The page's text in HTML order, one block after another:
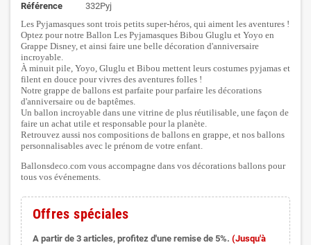
Référence
332Pyj
Les Pyjamasques sont trois petits super-héros, qui aiment les aventures !
Optez pour notre Ballon Les Pyjamasques Bibou Gluglu et Yoyo en
Grappe Disney, et ainsi faire une belle décoration d'anniversaire
incroyable.
À minuit pile, Yoyo, Gluglu et Bibou mettent leurs costumes pyjamas et
filent en douce pour vivres des aventures folles !
Notre grappe de ballons est parfaite pour parfaire les décorations
d'anniversaire ou de baptêmes.
Un ballon incroyable dans une vitrine de plus réutilisable, une façon de
faire un achat utile et responsable pour la planète.
Retrouvez aussi nos compositions de ballons en grappe, et nos ballons
personnalisables avec le prénom de votre enfant.
Ballonsdeco.com vous accompagne dans vos décorations ballons pour
tous vos événements.
Offres spéciales
A partir de 3 articles, profitez d'une remise de 5%. (Jusqu'à